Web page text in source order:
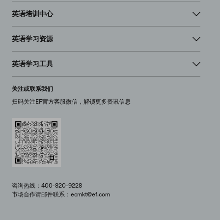
英语培训中心
英语学习资源
英语学习工具
关注或联系我们
扫码关注EF官方客服微信，解锁更多资讯信息
咨询热线：400-820-9228
市场合作请邮件联系：ecmkt@ef.com